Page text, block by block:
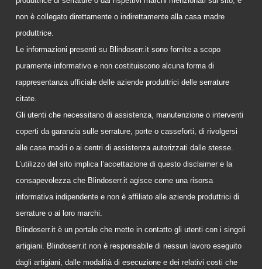
non è collegato direttamente o indirettamente alla casa madre
produttrice.
Le informazioni presenti su Blindoserr.it sono fornite a scopo
puramente informativo e non costituiscono alcuna forma di
rappresentanza ufficiale delle aziende produttrici delle serrature
citate.
Gli utenti che necessitano di assistenza, manutenzione o interventi
coperti da garanzia sulle serrature, porte o casseforti, di rivolgersi
alle case madri o ai centri di assistenza autorizzati dalle stesse.
L’utilizzo del sito implica l’accettazione di questo disclaimer e la
consapevolezza che Blindoserr.it agisce come una risorsa
informativa indipendente e non è affiliato alle aziende produttrici di
serrature o ai loro marchi.
Blindoserr.it è un portale che mette in contatto gli utenti con i singoli
artigiani. Blindoserr.it non è responsabile di nessun lavoro eseguito
dagli artigiani, dalle modalità di esecuzione e dei relativi costi che